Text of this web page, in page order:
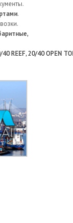
.
REEF, 20/40 OPEN